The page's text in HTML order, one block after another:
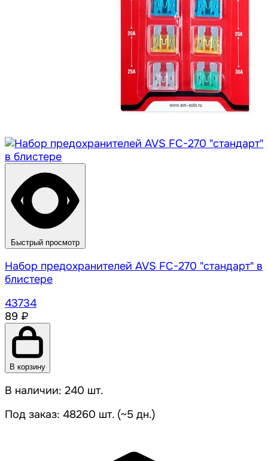
Быстрый просмотр
Набор предохранителей AVS FC-270 "стандарт" в
блистере
43734
89 ₽
В корзину
В наличии: 240 шт.
Под заказ: 48260 шт. (~5 дн.)